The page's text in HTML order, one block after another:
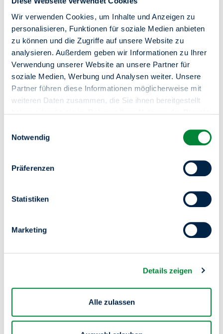
Wir verwenden Cookies, um Inhalte und Anzeigen zu
personalisieren, Funktionen für soziale Medien anbieten
zu können und die Zugriffe auf unsere Website zu
analysieren. Außerdem geben wir Informationen zu Ihrer
Verwendung unserer Website an unsere Partner für
soziale Medien, Werbung und Analysen weiter. Unsere
Partner führen diese Informationen möglicherweise mit
weiteren Daten zusammen, die Sie ihnen bereitgestellt
Sie haben das Recht Ihre erteilten Einwilligungen
jederzeit zu widerrufen. Dies ist über einen erneuten
Aufruf dieses Tools über den Button am unteren linken
Rand möglich.
Notwendig
Präferenzen
Statistiken
Marketing
Details zeigen
Alle zulassen
Primetime: Beste Unterhaltung mit
Zuhausegefühl
17:00 – 22:00 | Gärten der Welt | Blumberger Damm 44,
12685 Berlin
Sie ins Rampenlicht. Erleben Sie Ihre eigene Primetime auf